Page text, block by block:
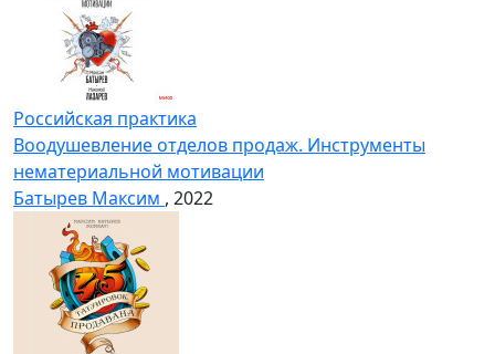
Российская практика
Воодушевление отделов продаж. Инструменты
нематериальной мотивации
Батырев Максим , 2022